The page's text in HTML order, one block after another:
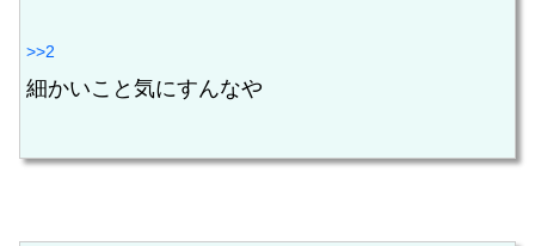
>>2
細かいこと気にすんなや